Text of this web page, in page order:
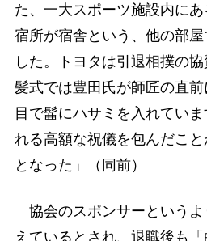
た、一大スポーツ施設内に
宿所が宿舎という、他の部
した。トヨタは引退相撲の
髪式では豊田氏が師匠の直
目で髷にハサミを入れてい
れる高額な祝儀を包んだこ
となった」（同前）
協会のスポンサーというよ
えているとされ、退職後も